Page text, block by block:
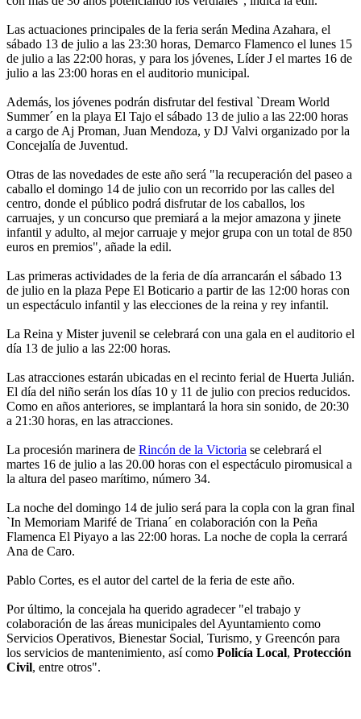
Las actuaciones principales de la feria serán Medina Azahara, el
sábado 13 de julio a las 23:30 horas, Demarco Flamenco el lunes 15
de julio a las 22:00 horas, y para los jóvenes, Líder J el martes 16 de
julio a las 23:00 horas en el auditorio municipal.
Además, los jóvenes podrán disfrutar del festival `Dream World
Summer´ en la playa El Tajo el sábado 13 de julio a las 22:00 horas
a cargo de Aj Proman, Juan Mendoza, y DJ Valvi organizado por la
Concejalía de Juventud.
Otras de las novedades de este año será "la recuperación del paseo a
caballo el domingo 14 de julio con un recorrido por las calles del
centro, donde el público podrá disfrutar de los caballos, los
carruajes, y un concurso que premiará a la mejor amazona y jinete
infantil y adulto, al mejor carruaje y mejor grupa con un total de 850
euros en premios", añade la edil.
Las primeras actividades de la feria de día arrancarán el sábado 13
de julio en la plaza Pepe El Boticario a partir de las 12:00 horas con
un espectáculo infantil y las elecciones de la reina y rey infantil.
La Reina y Mister juvenil se celebrará con una gala en el auditorio el
día 13 de julio a las 22:00 horas.
Las atracciones estarán ubicadas en el recinto ferial de Huerta Julián.
El día del niño serán los días 10 y 11 de julio con precios reducidos.
Como en años anteriores, se implantará la hora sin sonido, de 20:30
a 21:30 horas, en las atracciones.
La procesión marinera de Rincón de la Victoria se celebrará el
martes 16 de julio a las 20.00 horas con el espectáculo piromusical a
la altura del paseo marítimo, número 34.
La noche del domingo 14 de julio será para la copla con la gran final
`In Memoriam Marifé de Triana´ en colaboración con la Peña
Flamenca El Piyayo a las 22:00 horas. La noche de copla la cerrará
Ana de Caro.
Pablo Cortes, es el autor del cartel de la feria de este año.
Por último, la concejala ha querido agradecer "el trabajo y
colaboración de las áreas municipales del Ayuntamiento como
Servicios Operativos, Bienestar Social, Turismo, y Greencón para
los servicios de mantenimiento, así como Policía Local, Protección
Civil, entre otros".